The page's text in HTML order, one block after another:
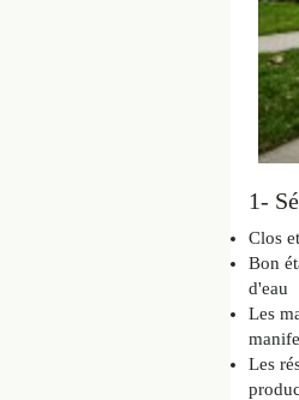
1-
Clos
Bon
d'eau
Les
Les